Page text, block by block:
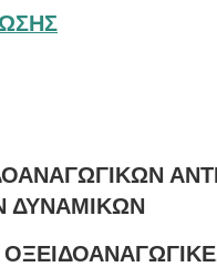
ΔΥΝΑΜΙΚΩΝ